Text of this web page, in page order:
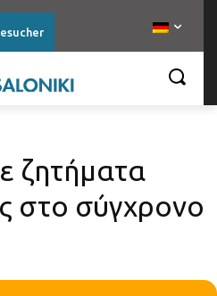
ζητήματα
στο σύγχρονο